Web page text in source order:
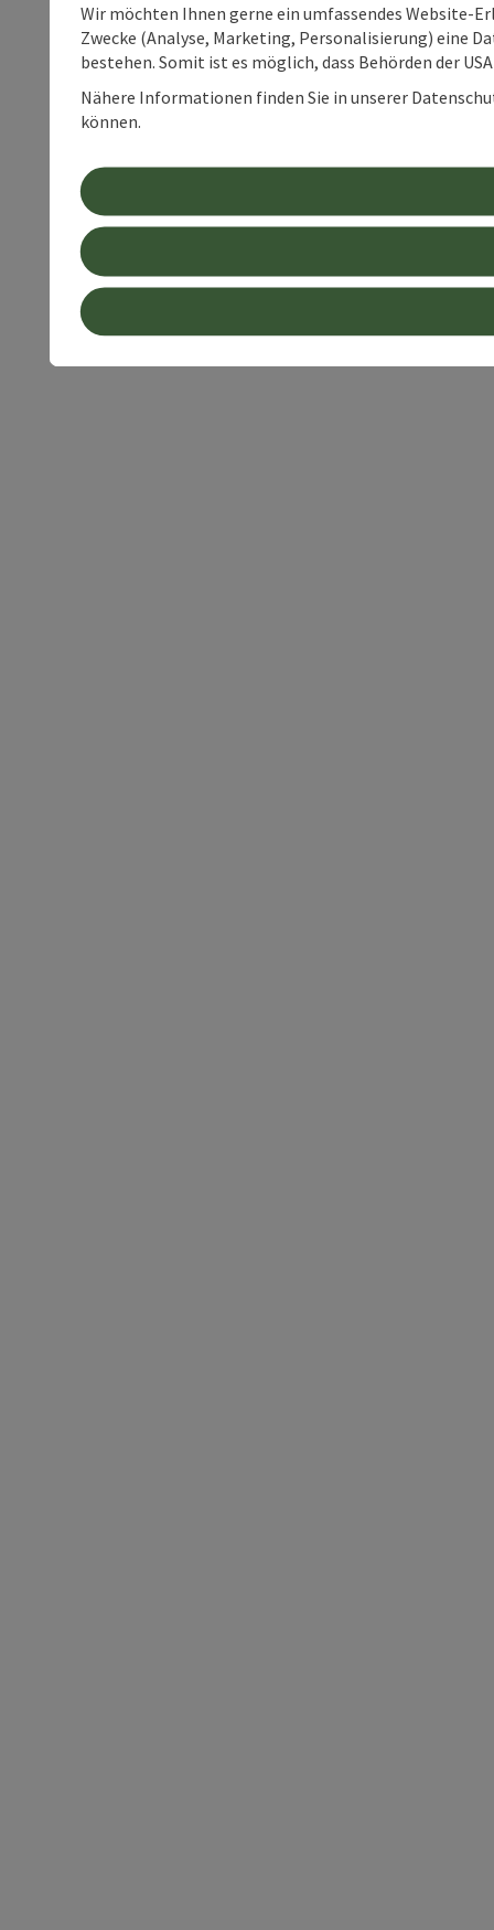
Wir möchten Ihnen gerne ein umfassendes Website-
Zwecke (Analyse, Marketing, Personalisierung) eine
bestehen. Somit ist es möglich, dass Behörden der
Nähere Informationen finden Sie in unserer
können.